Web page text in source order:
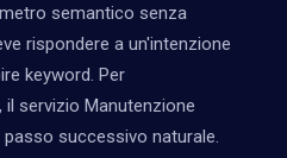
semantico senza
rispondere a un'intenzione
keyword. Per
il servizio Manutenzione
successivo naturale.